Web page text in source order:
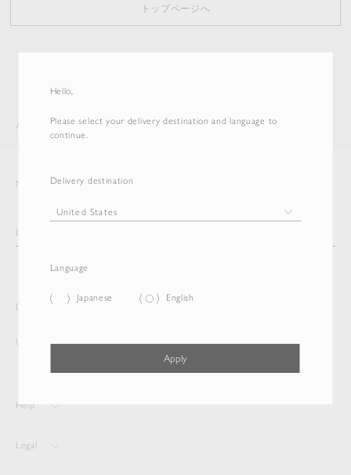
Hello,
Please select your delivery destination and language to
continue.
Delivery destination
Language
Japanese English
Apply
トップページへ
AURALEE ITEM
Newsletter
Delivery destination and Language
United States English
Help
Legal